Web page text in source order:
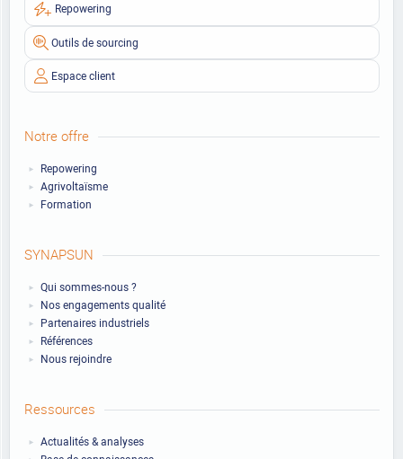
Repowering
Outils de sourcing
Espace client
Notre offre
Repowering
Agrivoltaïsme
Formation
SYNAPSUN
Qui sommes-nous ?
Nos engagements qualité
Partenaires industriels
Références
Nous rejoindre
Ressources
Actualités & analyses